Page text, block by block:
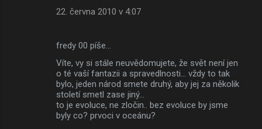
22. června 2010 v 4:07
fredy 00 píše…
Víte, vy si stále neuvědomujete, že svět není jen
o té vaší fantazii a spravedlnosti... vždy to tak
bylo, jeden národ smete druhý, aby jej za několik
století smetl zase jiný...
to je evoluce, ne zločin.. bez evoluce by jsme
byly co? prvoci v oceánu?